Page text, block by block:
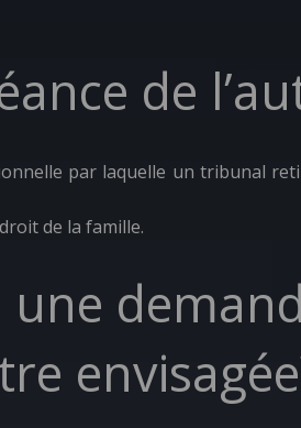
de
par laquelle un tribunal
de la famille.